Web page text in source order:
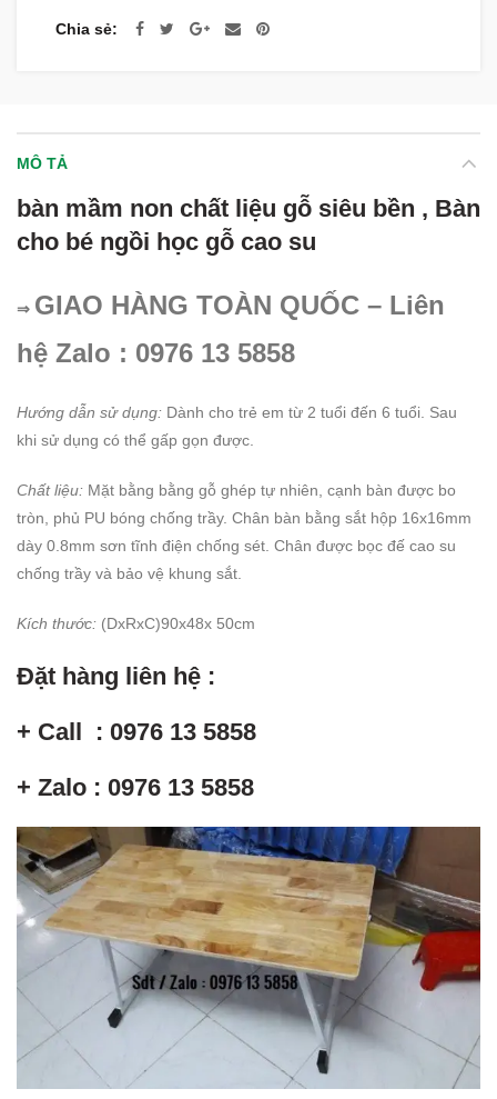
Chia sẻ
MÔ TẢ
bàn mầm non chất liệu gỗ siêu bền , Bàn
cho bé ngồi học gỗ cao su
⇒ GIAO HÀNG TOÀN QUỐC – Liên
hệ Zalo : 0976 13 5858
Hướng dẫn sử dụng: Dành cho trẻ em từ 2 tuổi đến 6 tuổi. Sau
khi sử dụng có thể gấp gọn được.
Chất liệu: Mặt bằng bằng gỗ ghép tự nhiên, cạnh bàn được bo
tròn, phủ PU bóng chống trầy. Chân bàn bằng sắt hộp 16x16mm
dày 0.8mm sơn tĩnh điện chống sét. Chân được bọc đế cao su
chống trầy và bảo vệ khung sắt.
Kích thước: (DxRxC)90x48x 50cm
Đặt hàng liên hệ :
+ Call : 0976 13 5858
+ Zalo : 0976 13 5858